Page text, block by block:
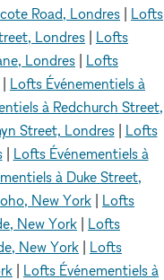
Road, Londres
Lofts
Londres
Lofts
Londres
Lofts
Lofts Événementiels à
à Redchurch Street,
Street, Londres| Lofts
| Lofts Événementiels à
à Duke Street,
New York
Lofts
New York
Lofts
New York
Lofts
Lofts Événementiels à